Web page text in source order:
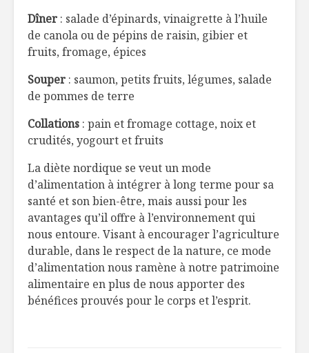
Dîner : salade d’épinards, vinaigrette à l’huile
de canola ou de pépins de raisin, gibier et
fruits, fromage, épices
Souper : saumon, petits fruits, légumes, salade
de pommes de terre
Collations : pain et fromage cottage, noix et
crudités, yogourt et fruits
La diète nordique se veut un mode
d’alimentation à intégrer à long terme pour sa
santé et son bien-être, mais aussi pour les
avantages qu’il offre à l’environnement qui
nous entoure. Visant à encourager l’agriculture
durable, dans le respect de la nature, ce mode
d’alimentation nous ramène à notre patrimoine
alimentaire en plus de nous apporter des
bénéfices prouvés pour le corps et l’esprit.